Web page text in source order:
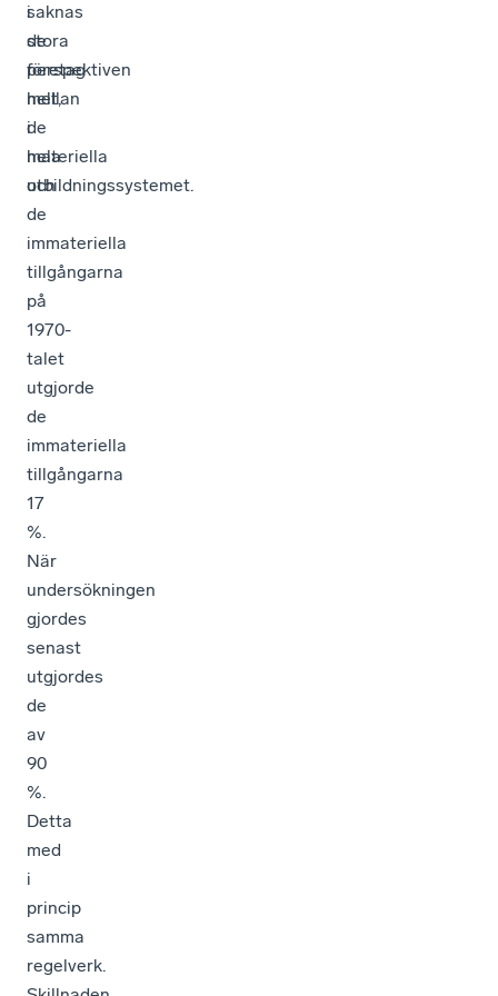
saknas
de
perspektiven
helt,
i
hela
utbildningssystemet.
i
stora
företag
mellan
de
materiella
och
de
immateriella
tillgångarna
på
1970-
talet
utgjorde
de
immateriella
tillgångarna
17
%.
När
undersökningen
gjordes
senast
utgjordes
de
av
90
%.
Detta
med
i
princip
samma
regelverk.